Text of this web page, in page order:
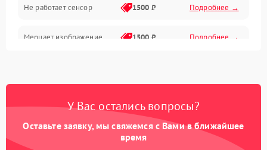
Не работает сенсор 1500 ₽ Подробнее →
Мерцает изображение 1500 ₽ Подробнее →
У Вас остались вопросы?
Оставьте заявку, мы свяжемся с Вами в ближайшее
время